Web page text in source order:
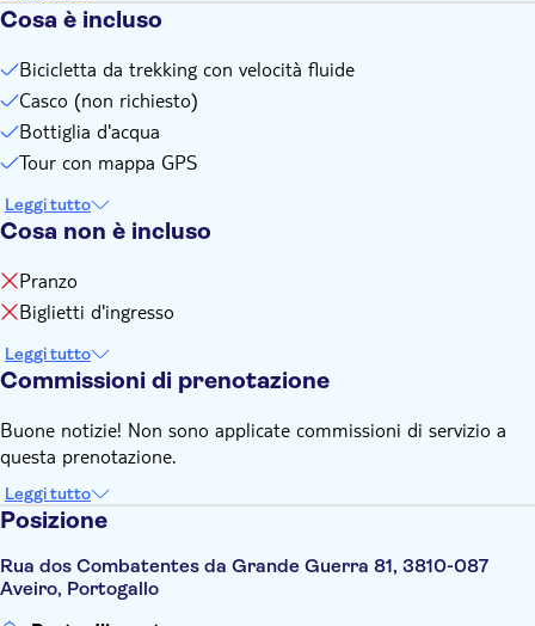
Cosa è incluso
Bicicletta da trekking con velocità fluide
Casco (non richiesto)
Bottiglia d'acqua
Tour con mappa GPS
Leggi tutto
Cosa non è incluso
Pranzo
Biglietti d'ingresso
Leggi tutto
Commissioni di prenotazione
Buone notizie! Non sono applicate commissioni di servizio a
questa prenotazione.
Leggi tutto
Posizione
Rua dos Combatentes da Grande Guerra 81, 3810-087
Aveiro, Portogallo